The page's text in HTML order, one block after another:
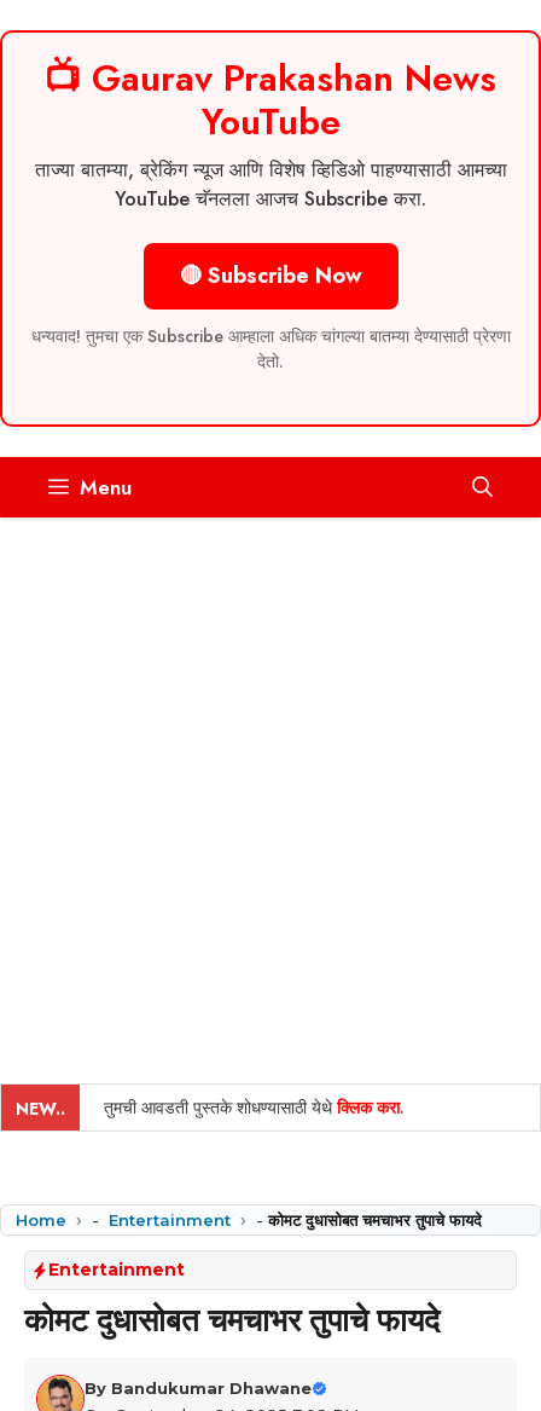
📺 Gaurav Prakashan News
YouTube
ताज्या बातम्या, ब्रेकिंग न्यूज आणि विशेष व्हिडिओ पाहण्यासाठी आमच्या
YouTube चॅनलला आजच Subscribe करा.
🔴 Subscribe Now
धन्यवाद! तुमचा एक Subscribe आम्हाला अधिक चांगल्या बातम्या देण्यासाठी प्रेरणा
देतो.
Menu
NEW.. तुमची आवडती पुस्तके शोधण्यासाठी येथेक्लिक करा.
Home - Entertainment -कोमट दुधासोबत चमचाभर तुपाचे फायदे
Entertainment
कोमट दुधासोबत चमचाभर तुपाचे फायदे
By Bandukumar Dhawane